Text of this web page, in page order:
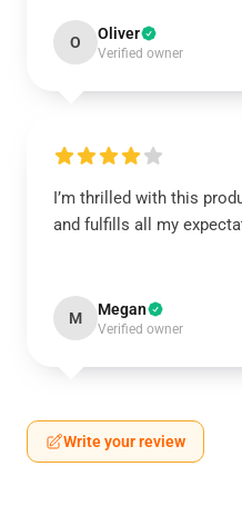
O Oliver
Verified owner
I’m thrilled with this
and fulfills all my
M Megan
Verified owner
Write your review